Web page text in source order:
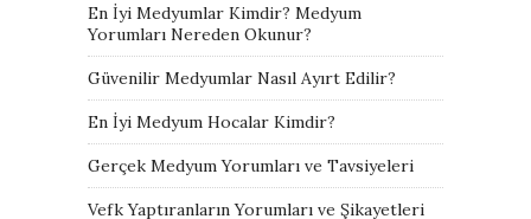
En İyi Medyumlar Kimdir? Medyum
Yorumları Nereden Okunur?
Güvenilir Medyumlar Nasıl Ayırt Edilir?
En İyi Medyum Hocalar Kimdir?
Gerçek Medyum Yorumları ve Tavsiyeleri
Vefk Yaptıranların Yorumları ve Şikayetleri